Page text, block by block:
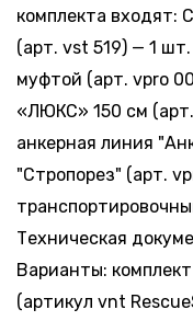
комплекта входят:
(арт. vst 519) — 1
муфтой (арт. vpro
«ЛЮКС» 150 см
анкерная линия
"Стропорез" (арт.
Техническая
Варианты:
(артикул vnt